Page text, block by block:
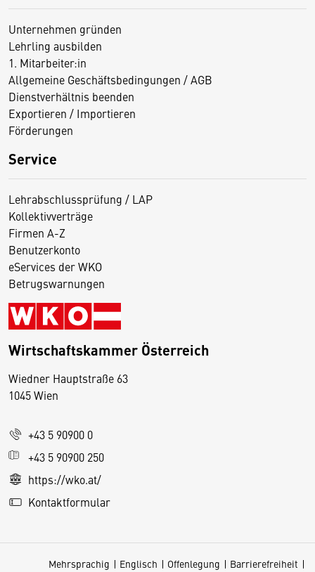
Unternehmen gründen
Lehrling ausbilden
1. Mitarbeiter:in
Allgemeine Geschäftsbedingungen / AGB
Dienstverhältnis beenden
Exportieren / Importieren
Förderungen
Service
Lehrabschlussprüfung / LAP
Kollektivverträge
Firmen A-Z
Benutzerkonto
eServices der WKO
Betrugswarnungen
Wirtschaftskammer Österreich
Wiedner Hauptstraße 63
1045 Wien
+43 5 90900 0
+43 5 90900 250
https://wko.at/
Kontaktformular
Mehrsprachig Englisch Offenlegung Barrierefreiheit
D
s
e
S
e